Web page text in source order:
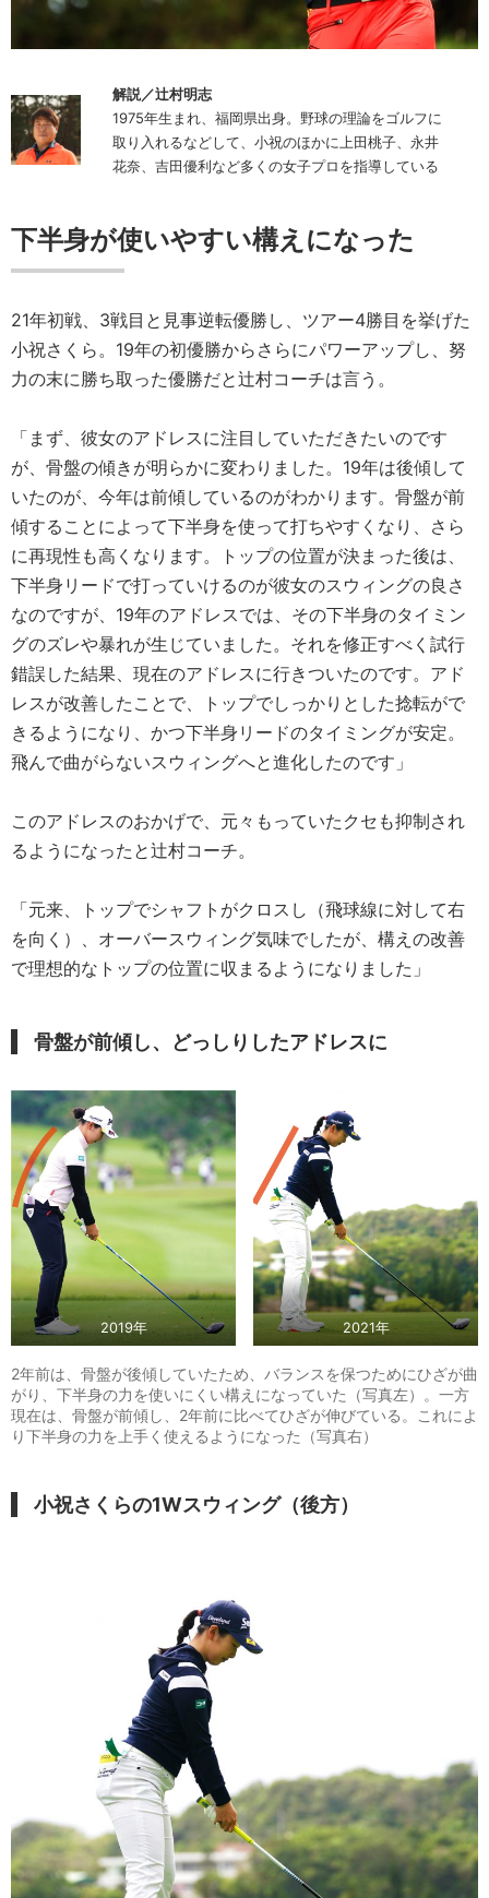
解説／辻村明志
1975年生まれ、福岡県出身。野球の理論をゴルフに
取り入れるなどして、小祝のほかに上田桃子、永井
花奈、吉田優利など多くの女子プロを指導している
下半身が使いやすい構えになった
21年初戦、3戦目と見事逆転優勝し、ツアー4勝目を挙げた
小祝さくら。19年の初優勝からさらにパワーアップし、努
力の末に勝ち取った優勝だと辻村コーチは言う。
「まず、彼女のアドレスに注目していただきたいのです
が、骨盤の傾きが明らかに変わりました。19年は後傾して
いたのが、今年は前傾しているのがわかります。骨盤が前
傾することによって下半身を使って打ちやすくなり、さら
に再現性も高くなります。トップの位置が決まった後は、
下半身リードで打っていけるのが彼女のスウィングの良さ
なのですが、19年のアドレスでは、その下半身のタイミン
グのズレや暴れが生じていました。それを修正すべく試行
錯誤した結果、現在のアドレスに行きついたのです。アド
レスが改善したことで、トップでしっかりとした捻転がで
きるようになり、かつ下半身リードのタイミングが安定。
飛んで曲がらないスウィングへと進化したのです」
このアドレスのおかげで、元々もっていたクセも抑制され
るようになったと辻村コーチ。
「元来、トップでシャフトがクロスし（飛球線に対して右
を向く）、オーバースウィング気味でしたが、構えの改善
で理想的なトップの位置に収まるようになりました」
骨盤が前傾し、どっしりしたアドレスに
2019年 2021年
2年前は、骨盤が後傾していたため、バランスを保つためにひざが曲
がり、下半身の力を使いにくい構えになっていた（写真左）。一方
現在は、骨盤が前傾し、2年前に比べてひざが伸びている。これによ
り下半身の力を上手く使えるようになった（写真右）
小祝さくらの1Wスウィング（後方）